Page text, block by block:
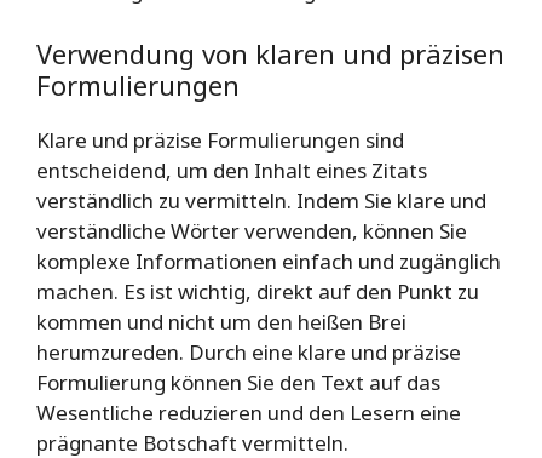
Verwendung von klaren und präzisen
Formulierungen
Klare und präzise Formulierungen sind
entscheidend, um den Inhalt eines Zitats
verständlich zu vermitteln. Indem Sie klare und
verständliche Wörter verwenden, können Sie
komplexe Informationen einfach und zugänglich
machen. Es ist wichtig, direkt auf den Punkt zu
kommen und nicht um den heißen Brei
herumzureden. Durch eine klare und präzise
Formulierung können Sie den Text auf das
Wesentliche reduzieren und den Lesern eine
prägnante Botschaft vermitteln.